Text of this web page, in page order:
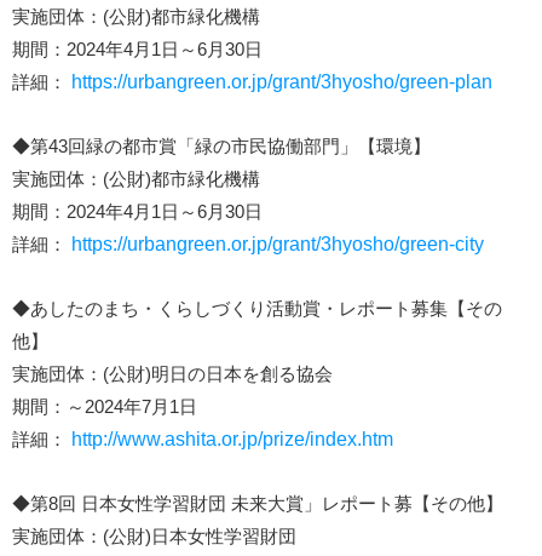
実施団体：(公財)都市緑化機構
期間：2024年4月1日～6月30日
詳細：
https://urbangreen.or.jp/grant/3hyosho/green-plan
◆第43回緑の都市賞「緑の市民協働部門」【環境】
実施団体：(公財)都市緑化機構
期間：2024年4月1日～6月30日
詳細：
https://urbangreen.or.jp/grant/3hyosho/green-city
◆あしたのまち・くらしづくり活動賞・レポート募集【その
他】
実施団体：(公財)明日の日本を創る協会
期間：～2024年7月1日
詳細：
http://www.ashita.or.jp/prize/index.htm
◆第8回 日本女性学習財団 未来大賞」レポート募【その他】
実施団体：(公財)日本女性学習財団